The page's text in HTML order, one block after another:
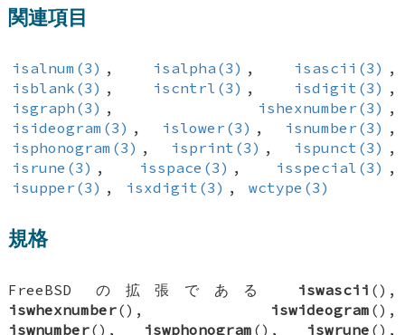
関連項目
isalnum(3) , isalpha(3) , isascii(3) ,
isblank(3) , iscntrl(3) , isdigit(3) ,
isgraph(3) , ishexnumber(3) ,
isideogram(3) , islower(3) , isnumber(3) ,
isphonogram(3) , isprint(3) , ispunct(3) ,
isrune(3) , isspace(3) , isspecial(3) ,
isupper(3) , isxdigit(3) , wctype(3)
規格
FreeBSD の拡張である iswascii (),
iswhexnumber(), iswideogram (),
iswnumber(), iswphonogram (), iswrune (),